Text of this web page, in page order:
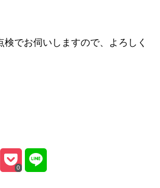
でお伺いしますので、よろしく
0